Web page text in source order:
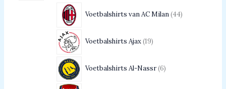
Voetbalshirts van AC Milan 44
Voetbalshirts Ajax 19
Voetbalshirts Al-Nassr 6